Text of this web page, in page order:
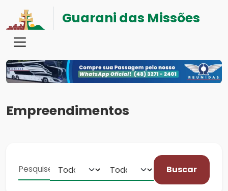
Guarani das Missões
Empreendimentos
Buscar